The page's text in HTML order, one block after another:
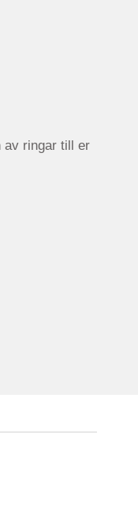
av ringar till er